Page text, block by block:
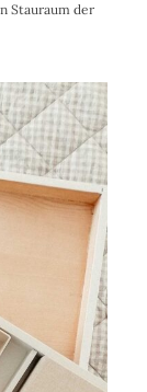
Stauraum der